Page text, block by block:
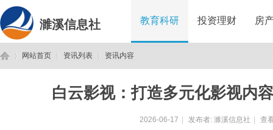
濉溪信息社 教育科研 投资理财 房
网站首页 资讯列表 资讯内容
白云影视：打造多元化影视内
2026-06-17 发布者: 濉溪信息社 查